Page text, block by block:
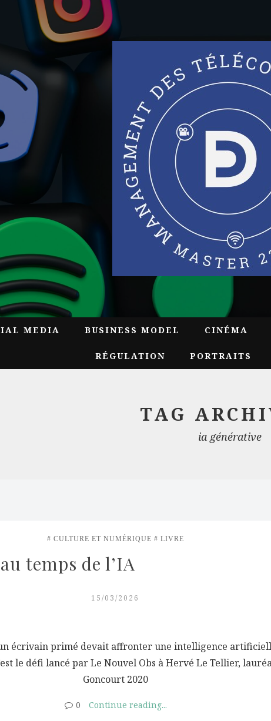
MEDIA BUSINESS MODEL CINÉMA
RÉGULATION PORTRAITS
TAG
ia générative
CULTURE ET NUMÉRIQUE LIVRE
temps de l’IA
15/03/2026
écrivain primé devait affronter une intelligence
le défi lancé par Le Nouvel Obs à Hervé Le Tellier,
Goncourt 2020
0 Continue reading...